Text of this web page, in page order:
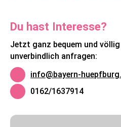
Du hast Interesse?
Jetzt ganz bequem und völlig
unverbindlich anfragen:
info@bayern-
0162/1637914